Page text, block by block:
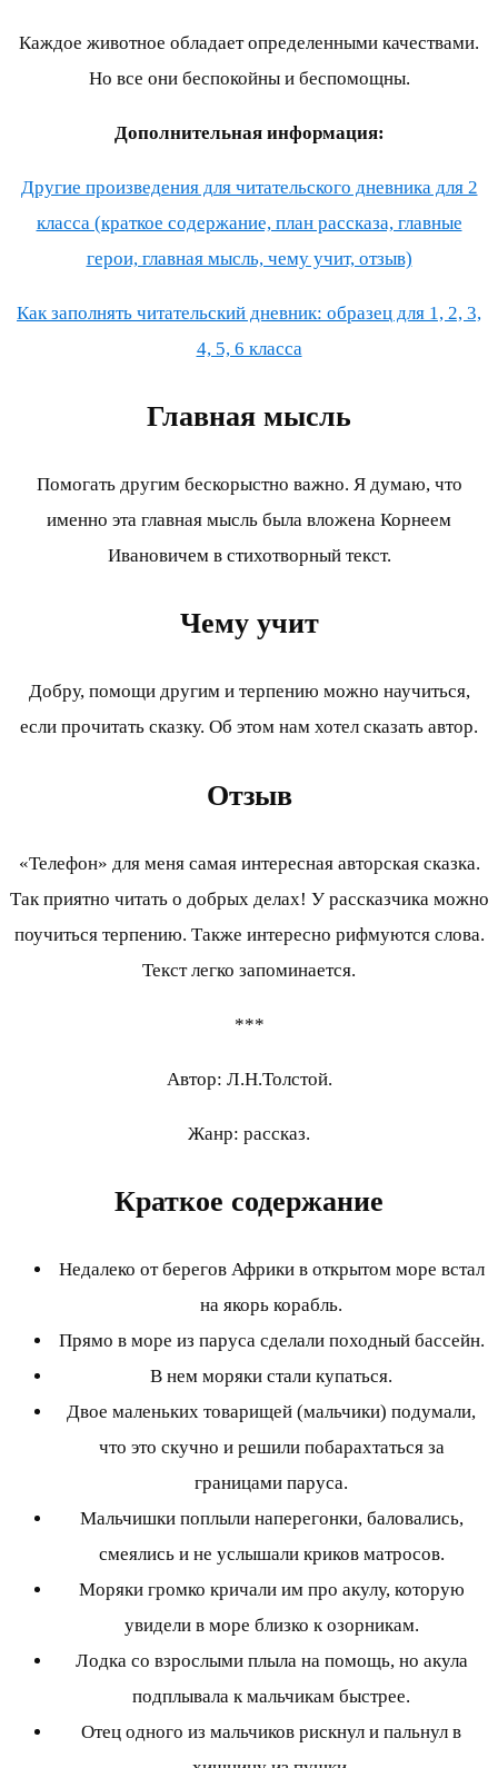
Каждое животное обладает определенными качествами.
Но все они беспокойны и беспомощны.
Дополнительная информация:
Другие произведения для читательского дневника для 2
класса (краткое содержание, план рассказа, главные
герои, главная мысль, чему учит, отзыв)
Как заполнять читательский дневник: образец для 1, 2, 3,
4, 5, 6 класса
Главная мысль
Помогать другим бескорыстно важно. Я думаю, что
именно эта главная мысль была вложена Корнеем
Ивановичем в стихотворный текст.
Чему учит
Добру, помощи другим и терпению можно научиться,
если прочитать сказку. Об этом нам хотел сказать автор.
Отзыв
«Телефон» для меня самая интересная авторская сказка.
Так приятно читать о добрых делах! У рассказчика можно
поучиться терпению. Также интересно рифмуются слова.
Текст легко запоминается.
***
Автор: Л.Н.Толстой.
Жанр: рассказ.
Краткое содержание
Недалеко от берегов Африки в открытом море встал
на якорь корабль.
Прямо в море из паруса сделали походный бассейн.
В нем моряки стали купаться.
Двое маленьких товарищей (мальчики) подумали,
что это скучно и решили побарахтаться за
границами паруса.
Мальчишки поплыли наперегонки, баловались,
смеялись и не услышали криков матросов.
Моряки громко кричали им про акулу, которую
увидели в море близко к озорникам.
Лодка со взрослыми плыла на помощь, но акула
подплывала к мальчикам быстрее.
Отец одного из мальчиков рискнул и пальнул в